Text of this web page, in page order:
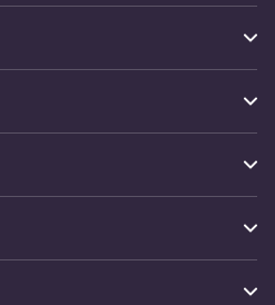
4bc514063ea7